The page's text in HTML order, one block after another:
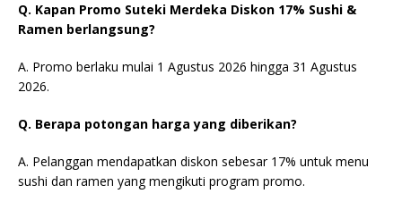
Q. Kapan Promo Suteki Merdeka Diskon 17% Sushi &
Ramen berlangsung?
A. Promo berlaku mulai 1 Agustus 2026 hingga 31 Agustus
2026.
Q. Berapa potongan harga yang diberikan?
A. Pelanggan mendapatkan diskon sebesar 17% untuk menu
sushi dan ramen yang mengikuti program promo.